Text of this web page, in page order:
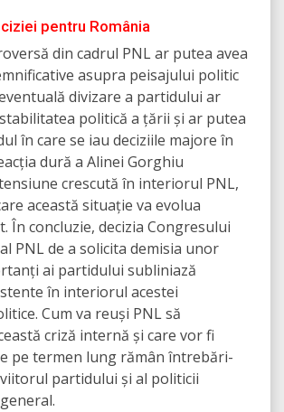
pentru România
din cadrul PNL ar putea avea
asupra peisajului politic
divizare a partidului ar
politică a țării și ar putea
în care se iau deciziile majore în
dură a Alinei Gorghiu
crescută în interiorul PNL,
această situație va evolua
În concluzie, decizia Congresului
PNL de a solicita demisia unor
ai partidului subliniază
în interiorul acestei
Cum va reuși PNL să
criză internă și care vor fi
pe termen lung rămân întrebări-
partidului și al politicii